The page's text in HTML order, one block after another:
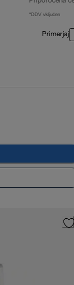
*DDV vključen
Primerjaj